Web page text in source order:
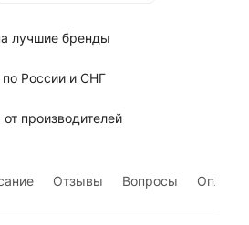
лучшие бренды
России и СНГ
производителей
Отзывы Вопросы Оплата